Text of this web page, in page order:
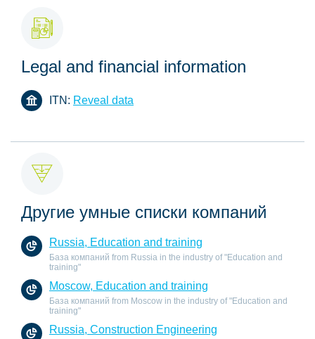
Legal and financial information
ITN: Reveal data
Другие умные списки компаний
Russia, Education and training
База компаний from Russia in the industry of "Education and
training"
Moscow, Education and training
База компаний from Moscow in the industry of "Education and
training"
Russia, Construction Engineering